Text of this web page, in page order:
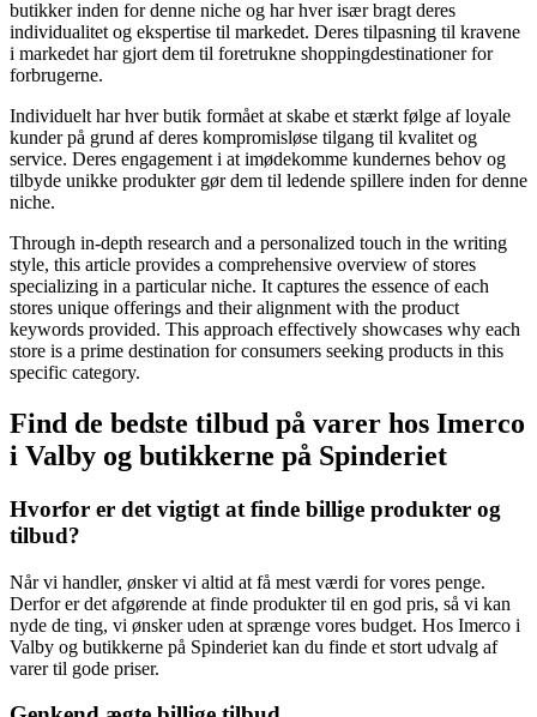
butikker inden for denne niche og har hver især bragt deres
individualitet og ekspertise til markedet. Deres tilpasning til kravene
i markedet har gjort dem til foretrukne shoppingdestinationer for
forbrugerne.
Individuelt har hver butik formået at skabe et stærkt følge af loyale
kunder på grund af deres kompromisløse tilgang til kvalitet og
service. Deres engagement i at imødekomme kundernes behov og
tilbyde unikke produkter gør dem til ledende spillere inden for denne
niche.
Through in-depth research and a personalized touch in the writing
style, this article provides a comprehensive overview of stores
specializing in a particular niche. It captures the essence of each
stores unique offerings and their alignment with the product
keywords provided. This approach effectively showcases why each
store is a prime destination for consumers seeking products in this
specific category.
Find de bedste tilbud på varer hos Imerco
i Valby og butikkerne på Spinderiet
Hvorfor er det vigtigt at finde billige produkter og
tilbud?
Når vi handler, ønsker vi altid at få mest værdi for vores penge.
Derfor er det afgørende at finde produkter til en god pris, så vi kan
nyde de ting, vi ønsker uden at sprænge vores budget. Hos Imerco i
Valby og butikkerne på Spinderiet kan du finde et stort udvalg af
varer til gode priser.